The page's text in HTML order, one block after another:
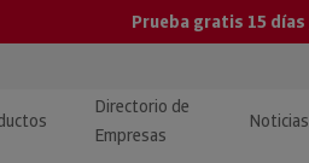
Prueba gratis 15 días
Directorio de
Empresas
Noticias